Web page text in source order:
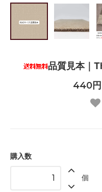
品質見本｜
440
購入数
個